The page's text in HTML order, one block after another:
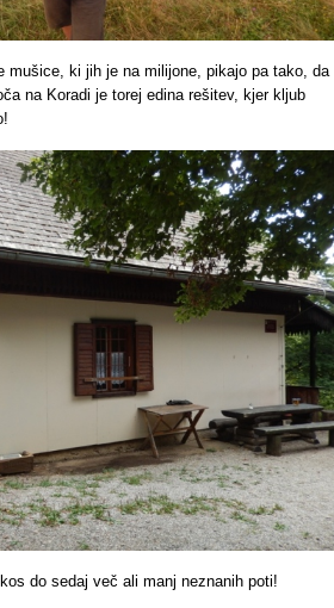
mušice, ki jih je na milijone, pikajo pa tako, da
na Koradi je torej edina rešitev, kjer kljub
do sedaj več ali manj neznanih poti!